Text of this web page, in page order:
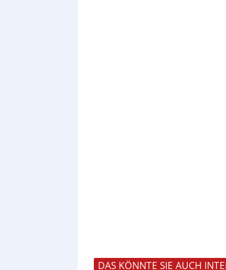
DAS KÖNNTE SIE AUCH